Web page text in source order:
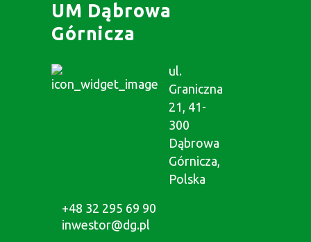
UM Dąbrowa
Górnicza
ul.
Graniczna
21, 41-
300
Dąbrowa
Górnicza,
Polska
+48 32 295 69 90
inwestor@dg.pl